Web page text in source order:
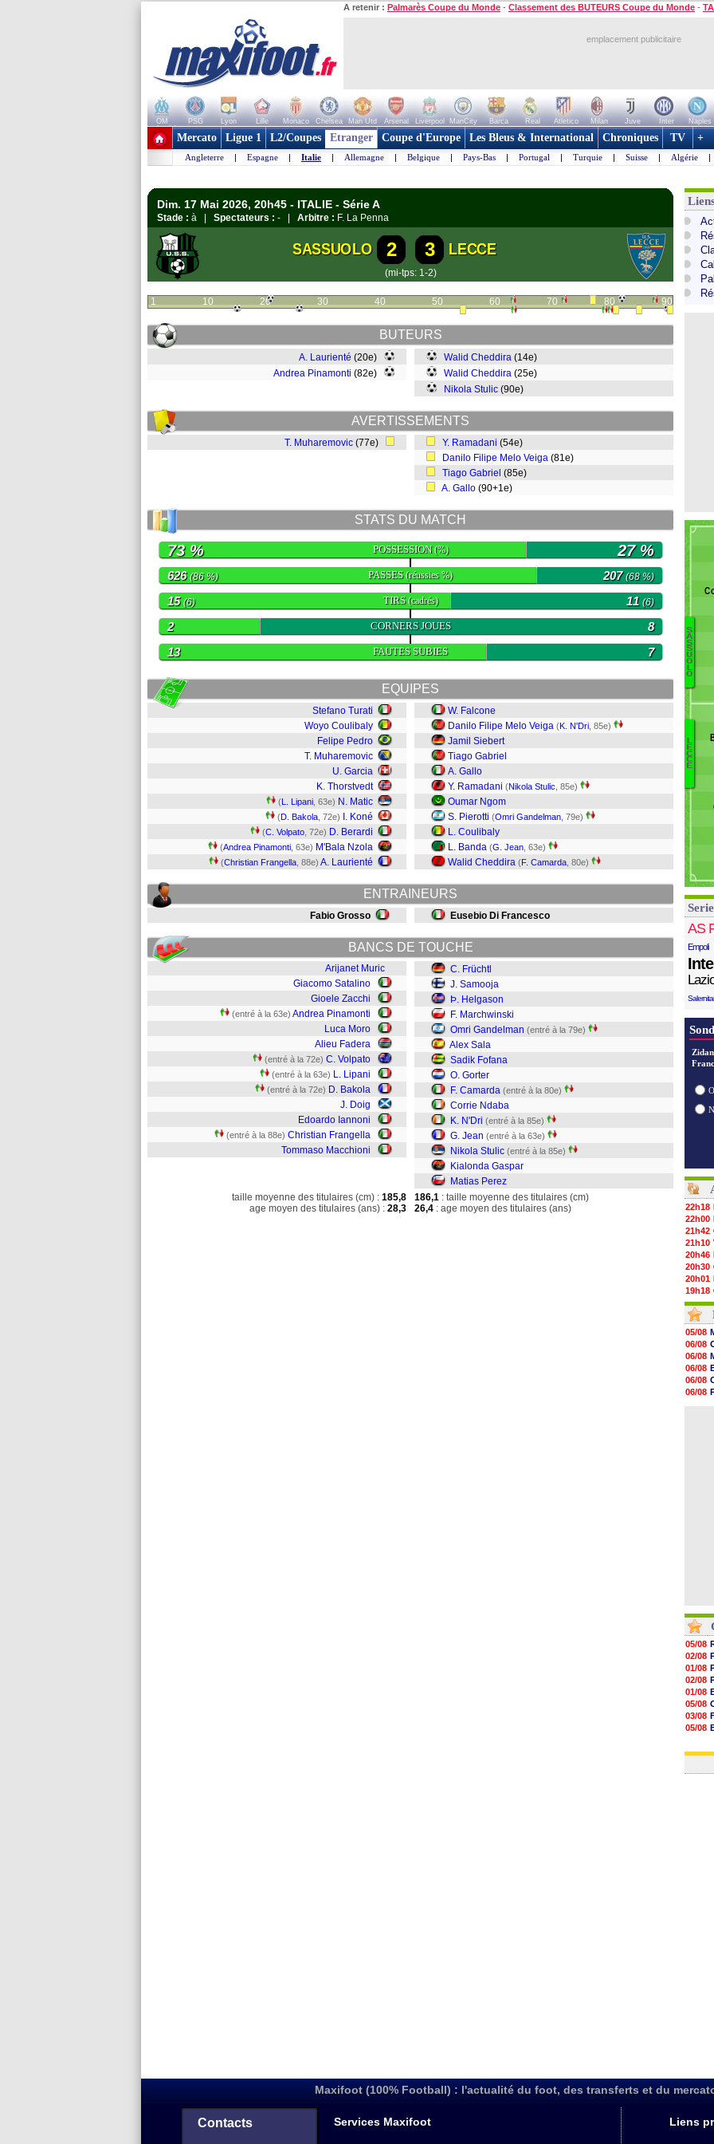
A retenir : Palmarès Coupe du Monde - Classement des BUTEURS Coupe du Monde -
emplacement publicitaire
OM PSG Lyon Lille Monaco Chelsea Man Utd Arsenal Liverpool ManCity Barca Real Atletico Milan Juve Inter Naples
+ de clubs
Mercato Ligue 1 L2/Coupes Etranger Coupe d'Europe Les Bleus & International Chroniques TV +
Angleterre | Espagne | Italie | Allemagne | Belgique | Pays-Bas | Portugal | Turquie | Suisse | Algérie |
Dim. 17 Mai 2026, 20h45 - ITALIE - Série A
Stade : à | Spectateurs : - | Arbitre : F. La Penna
SASSUOLO 2 3 LECCE
(mi-tps: 1-2)
1 10 20 30 40 50 60 70 80 90
BUTEURS
A. Laurienté (20e)
Andrea Pinamonti (82e)
Walid Cheddira (14e)
Walid Cheddira (25e)
Nikola Stulic (90e)
AVERTISSEMENTS
T. Muharemovic (77e) Y. Ramadani (54e)
Danilo Filipe Melo Veiga (81e)
Tiago Gabriel (85e)
A. Gallo (90+1e)
STATS DU MATCH
POSSESSION(%)
73 % 27 %
PASSES(réussies %)
626(86 %) 207(68 %)
TIRS(cadrés)
15(6) 11 (6)
CORNERS JOUES
2 8
FAUTES SUBIES
13 7
EQUIPES
Stefano Turati
Woyo Coulibaly
Felipe Pedro
T. Muharemovic
U. Garcia
K. Thorstvedt
(L. Lipani , 63e) N. Matic
(D. Bakola , 72e) I. Koné
(C. Volpato , 72e) D. Berardi
(Andrea Pinamonti , 63e) M'Bala Nzola
(Christian Frangella , 88e) A. Laurienté
W. Falcone
Danilo Filipe Melo Veiga (K. N'Dri , 85e)
Jamil Siebert
Tiago Gabriel
A. Gallo
Y. Ramadani (Nikola Stulic , 85e)
Oumar Ngom
S. Pierotti (Omri Gandelman , 79e)
L. Coulibaly
L. Banda (G. Jean , 63e)
Walid Cheddira (F. Camarda , 80e)
ENTRAINEURS
Fabio Grosso Eusebio Di Francesco
BANCS DE TOUCHE
Arijanet Muric
Giacomo Satalino
Gioele Zacchi
(entré à la 63e) Andrea Pinamonti
Luca Moro
Alieu Fadera
(entré à la 72e) C. Volpato
(entré à la 63e) L. Lipani
(entré à la 72e) D. Bakola
J. Doig
Edoardo Iannoni
(entré à la 88e) Christian Frangella
Tommaso Macchioni
C. Früchtl
J. Samooja
Þ. Helgason
F. Marchwinski
Omri Gandelman (entré à la 79e)
Alex Sala
Sadik Fofana
O. Gorter
F. Camarda (entré à la 80e)
Corrie Ndaba
K. N'Dri (entré à la 85e)
G. Jean (entré à la 63e)
Nikola Stulic (entré à la 85e)
Kialonda Gaspar
Matias Perez
taille moyenne des titulaires (cm) : 185,8
age moyen des titulaires (ans) : 28,3
186,1 : taille moyenne des titulaires (cm)
26,4 : age moyen des titulaires (ans)
S
A
S
S
U
O
L
O
L
E
C
C
E
AS
Empoli
22h18
22h00
21h42
21h10
20h46
20h30
20h01
19h18
19h09
18h48
18h37
18h29
17h58
17h46
17h32
17h16
16h59
05/08
06/08
06/08
06/08
06/08
06/08
05/08
02/08
01/08
02/08
01/08
05/08
03/08
05/08
03/08
Maxifoot (100% Football) : l'actualité du foot, des transferts et du
Contacts Services Maxifoot Liens